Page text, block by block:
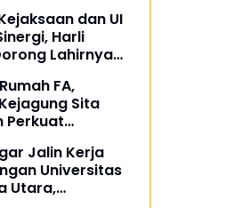
sebagai Penguji
Unpad
dan UI
Harli
Lahirnya
FA,
Sita
Perkuat
Jalin Kerja
Universitas
Utara,